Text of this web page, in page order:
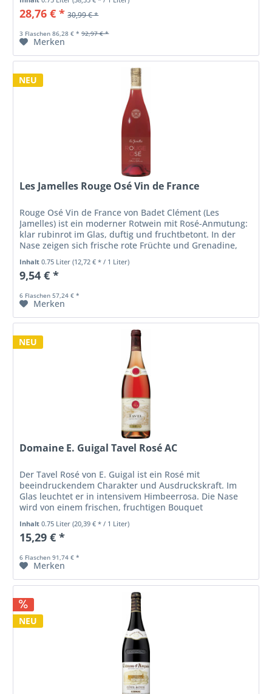
28,76 € * 30,99 € *
3 Flaschen 86,28 € * 92,97 € *
Merken
NEU
Les Jamelles Rouge Osé Vin de France
Rouge Osé Vin de France von Badet Clément (Les
Jamelles) ist ein moderner Rotwein mit Rosé-Anmutung:
klar rubinrot im Glas, duftig und fruchtbetont. In der
Nase zeigen sich frische rote Früchte und Grenadine,
dazu weißer Pfirsich,...
Inhalt0.75 Liter(12,72 € * / 1 Liter)
9,54 € *
6 Flaschen 57,24 € *
Merken
NEU
Domaine E. Guigal Tavel Rosé AC
Der Tavel Rosé von E. Guigal ist ein Rosé mit
beeindruckendem Charakter und Ausdruckskraft. Im
Glas leuchtet er in intensivem Himbeerrosa. Die Nase
wird von einem frischen, fruchtigen Bouquet
umschmeichelt: Reife Erdbeeren, saftige...
Inhalt0.75 Liter(20,39 € * / 1 Liter)
15,29 € *
6 Flaschen 91,74 € *
Merken
NEU